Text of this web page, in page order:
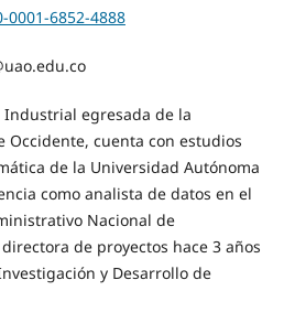
6852-4888
egresada de la
Occidente, cuenta con estudios
de la Universidad Autónoma
como analista de datos en el
Nacional de
de proyectos hace 3 años
y Desarrollo de